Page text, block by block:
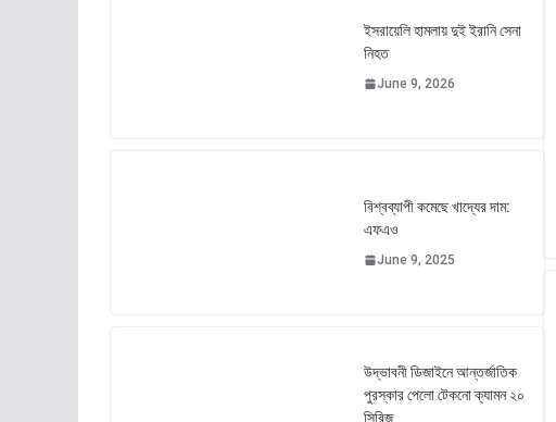
ইসরায়েলি হামলায় দুই ইরানি সেনা
নিহত
June 9, 2026
বিশ্বব্যাপী কমেছে খাদ্যের দাম:
এফএও
June 9, 2025
উদ্ভাবনী ডিজাইনে আন্তর্জাতিক
পুরস্কার পেলো টেকনো ক্যামন ২০
সিরিজ